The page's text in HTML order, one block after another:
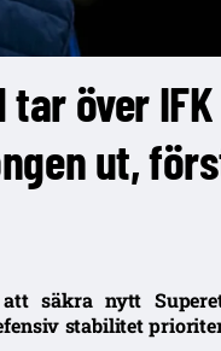
över IFK
ut,
säkra nytt
stabilitet